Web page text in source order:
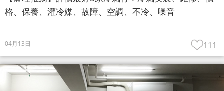
格、保養、灌冷媒、故障、空調、不冷、噪音
04月13日 111